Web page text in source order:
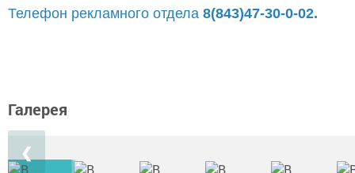
Телефон рекламного отдела 8(843)47-30-0-02.
Галерея
❮